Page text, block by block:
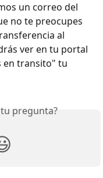
un correo del
no te preocupes
al
ver en tu portal
en transito" tu
pregunta?